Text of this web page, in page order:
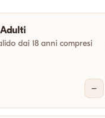
dai 18 anni compresi
−